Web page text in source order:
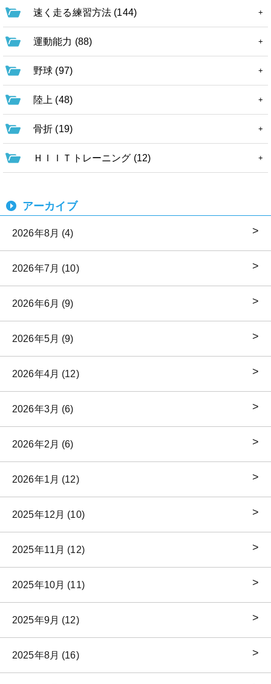
速く走る練習方法 (144)
運動能力 (88)
野球 (97)
陸上 (48)
骨折 (19)
ＨＩＩＴトレーニング (12)
アーカイブ
2026年8月 (4)
2026年7月 (10)
2026年6月 (9)
2026年5月 (9)
2026年4月 (12)
2026年3月 (6)
2026年2月 (6)
2026年1月 (12)
2025年12月 (10)
2025年11月 (12)
2025年10月 (11)
2025年9月 (12)
2025年8月 (16)